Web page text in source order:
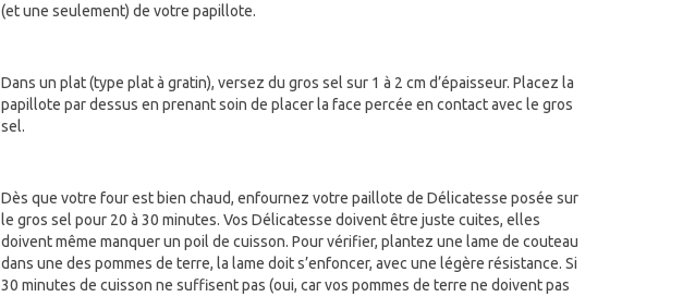
(et une seulement) de votre papillote.
Dans un plat (type plat à gratin), versez du gros sel sur 1 à 2 cm d’épaisseur. Placez la
papillote par dessus en prenant soin de placer la face percée en contact avec le gros
sel.
Dès que votre four est bien chaud, enfournez votre paillote de Délicatesse posée sur
le gros sel pour 20 à 30 minutes. Vos Délicatesse doivent être juste cuites, elles
doivent même manquer un poil de cuisson. Pour vérifier, plantez une lame de couteau
dans une des pommes de terre, la lame doit s’enfoncer, avec une légère résistance. Si
30 minutes de cuisson ne suffisent pas (oui, car vos pommes de terre ne doivent pas